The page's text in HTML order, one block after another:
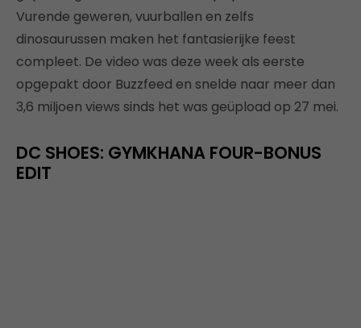
Vurende geweren, vuurballen en zelfs
dinosaurussen maken het fantasierijke feest
compleet. De video was deze week als eerste
opgepakt door Buzzfeed en snelde naar meer dan
3,6 miljoen views sinds het was geüpload op 27 mei.
DC SHOES: GYMKHANA FOUR-BONUS
EDIT